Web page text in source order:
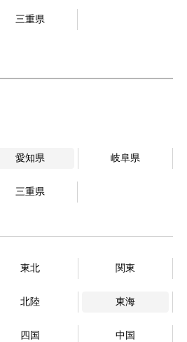
三重県
愛知県 岐阜県
三重県
東北 関東
北陸 東海
四国 中国